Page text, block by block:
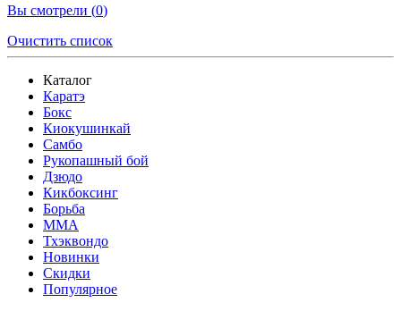
Вы смотрели (0)
Очистить список
Каталог
Каратэ
Бокс
Киокушинкай
Самбо
Рукопашный бой
Дзюдо
Кикбоксинг
Борьба
MMA
Тхэквондо
Новинки
Скидки
Популярное